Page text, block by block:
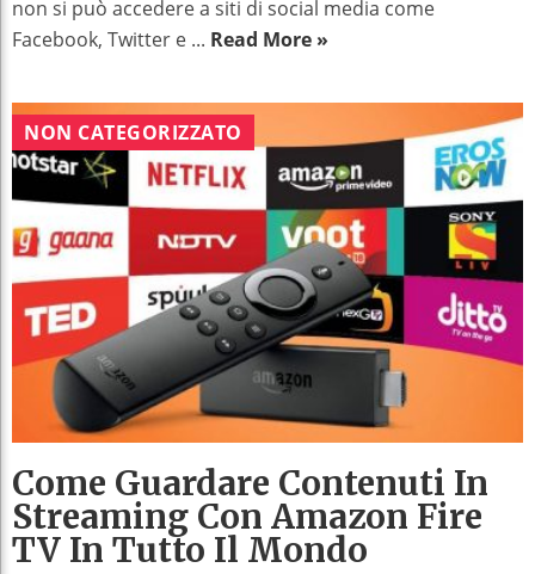
non si può accedere a siti di social media come
Facebook, Twitter e ... Read More »
NON CATEGORIZZATO
Come Guardare Contenuti In
Streaming Con Amazon Fire
TV In Tutto Il Mondo